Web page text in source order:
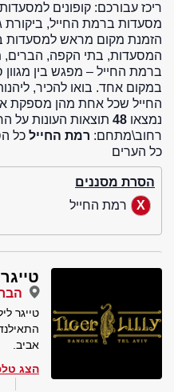
ריכז עבורכם: קופונים
מסעדות ברמת החייל, ביקורת
הזמנת מקום מראש למסעדות
המסעדות, בתי הקפה, הברים,
ברמת החייל – מפגש בין מגוון
החייל שכל אחת מהן מספקת
נמצאו 48 תוצאות העונות על
רחוב\מתחם: רמת החייל כל
כל הערים
הסרת מסננים
רמת החייל
הברזל 32, רמת
טייגר
אביב.
הצג